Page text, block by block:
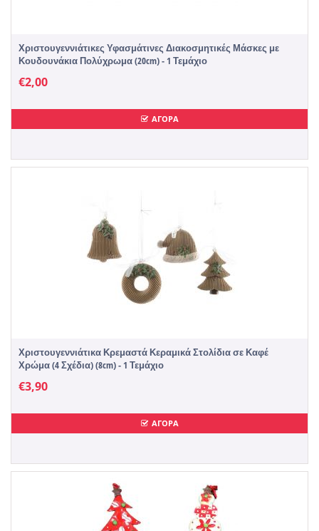
Χριστουγεννιάτικες Υφασμάτινες Διακοσμητικές Μάσκες με
Κουδουνάκια Πολύχρωμα (20cm) - 1 Τεμάχιο
€2,00
ΑΓΟΡΑ
Χριστουγεννιάτικα Κρεμαστά Κεραμικά Στολίδια σε Καφέ
Χρώμα (4 Σχέδια) (8cm) - 1 Τεμάχιο
€3,90
ΑΓΟΡΑ